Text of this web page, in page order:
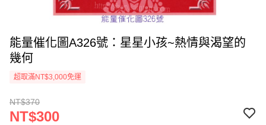
能量催化圖A326號：星星小孩~熱情與渴望的
幾何
超取滿NT$3,000免運
NT$370
NT$300